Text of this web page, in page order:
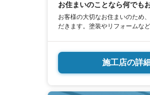
お住まいのことなら何でも
お客様の大切なお住まいのため
だきます。塗装やリフォームな
施工店の詳